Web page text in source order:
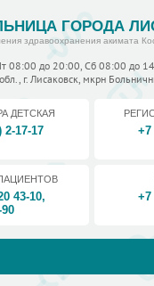
ГОРОДА
здравоохранения акимата
08:00 до 20:00, Сб 08:00 до
г. Лисаковск, мкрн
ДЕТСКАЯ
2-17-17 +7
43-10,
+7